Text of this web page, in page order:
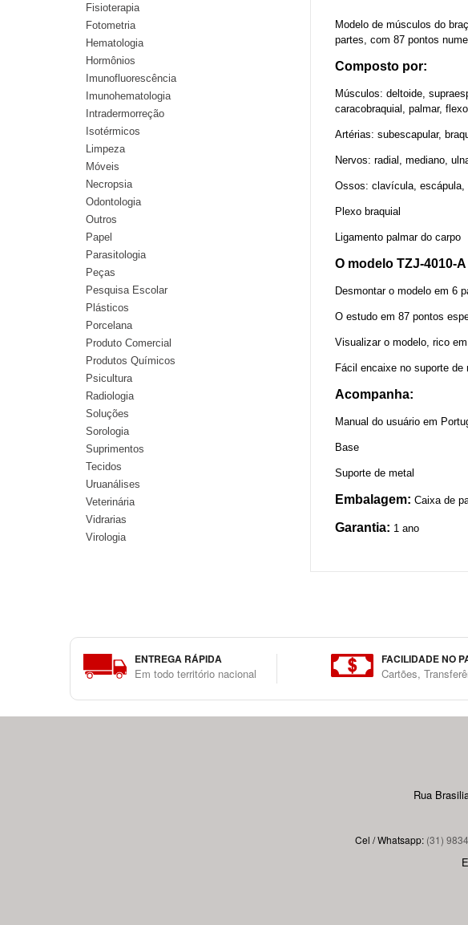
Modelo de músculos do
partes, com 87 pontos
Composto por:
Músculos: deltoide,
caracobraquial, palmar,
Artérias: subescapular,
Nervos: radial, mediano,
Ossos: clavícula, escápula,
Plexo braquial
Ligamento palmar do carpo
O modelo TZJ-4010-
Desmontar o modelo em 6
O estudo em 87 pontos
Visualizar o modelo, rico
Fácil encaixe no suporte de
Acompanha:
Manual do usuário em
Base
Suporte de metal
Embalagem: Caixa de
Garantia: 1 ano
Fisioterapia
Fotometria
Hematologia
Hormônios
Imunofluorescência
Imunohematologia
Intradermorreção
Isotérmicos
Limpeza
Móveis
Necropsia
Odontologia
Outros
Papel
Parasitologia
Peças
Pesquisa Escolar
Plásticos
Porcelana
Produto Comercial
Produtos Químicos
Psicultura
Radiologia
Soluções
Sorologia
Suprimentos
Tecidos
Uruanálises
Veterinária
Vidrarias
Virologia
ENTREGA RÁPIDA
Em todo território nacional
FACILIDADE NO
Cartões,
Rua
Cel / Whatsapp: (31)